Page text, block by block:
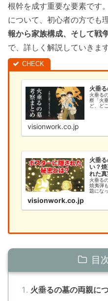
根幹を成す重要な要素です
について、初心者の方でも
報から家族構成、そして戦
で、詳しく解説していきます
火垂
火垂る
察「火
ど、ど
visionwork.co.jp
火垂
い？
れた
火垂る
焼夷弾
題にな
深い意
きく深
と、初
visionwork.co.jp
目
火垂るの墓の両親に